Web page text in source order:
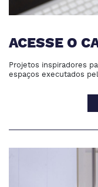
ACESSE O
Projetos inspiradores
espaços executados